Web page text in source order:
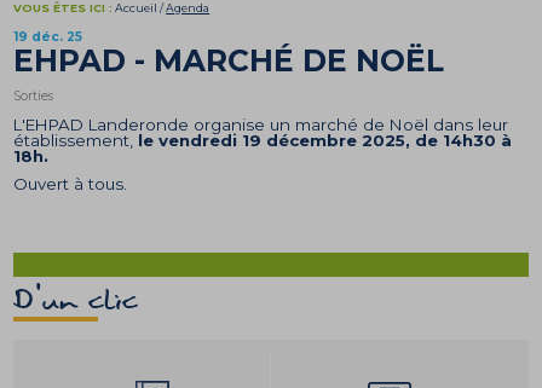
VOUS ÊTES ICI : Accueil /Agenda
19 déc. 25
EHPAD - MARCHÉ DE NOËL
Sorties
L'EHPAD Landeronde organise un marché de Noël dans leur
établissement, le vendredi 19 décembre 2025, de 14h30 à
18h.
Ouvert à tous.
D'un clic